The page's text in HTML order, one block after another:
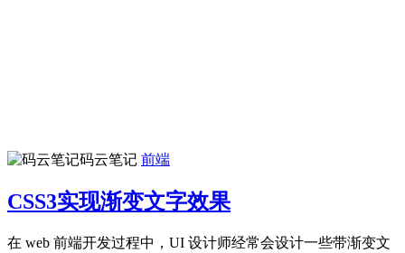
码云笔记 前端
CSS3实现渐变文字效果
在 web 前端开发过程中，UI 设计师经常会设计一些带渐变文